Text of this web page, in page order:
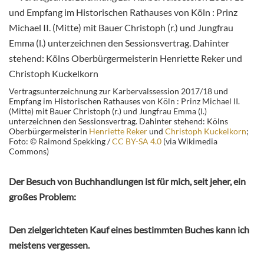
Vertragsunterzeichnung zur Karbervalssession 2017/18 und
Empfang im Historischen Rathauses von Köln : Prinz Michael II.
(Mitte) mit Bauer Christoph (r.) und Jungfrau Emma (l.)
unterzeichnen den Sessionsvertrag. Dahinter stehend: Kölns
Oberbürgermeisterin Henriette Rekerund Christoph Kuckelkorn;
Foto: © Raimond Spekking /CC BY-SA 4.0 (via Wikimedia
Commons)
Der Besuch von Buchhandlungen ist für mich, seit jeher, ein
großes Problem:
Den zielgerichteten Kauf eines bestimmten Buches kann ich
meistens vergessen.